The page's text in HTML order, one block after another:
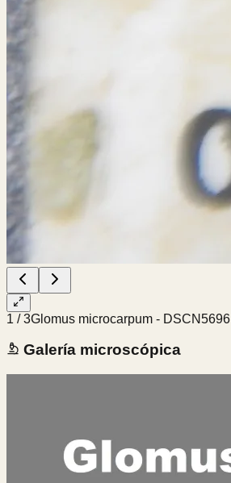
1 /3Glomus microcarpum - DSCN5696
Galería microscópica